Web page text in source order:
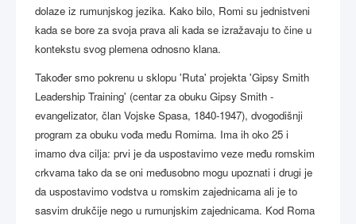
dolaze iz rumunjskog jezika. Kako bilo, Romi su jednistveni
kada se bore za svoja prava ali kada se izražavaju to čine u
kontekstu svog plemena odnosno klana.
Također smo pokrenu u sklopu 'Ruta' projekta 'Gipsy Smith
Leadership Training' (centar za obuku Gipsy Smith -
evangelizator, član Vojske Spasa, 1840-1947), dvogodišnji
program za obuku vođa među Romima. Ima ih oko 25 i
imamo dva cilja: prvi je da uspostavimo veze među romskim
crkvama tako da se oni međusobno mogu upoznati i drugi je
da uspostavimo vodstva u romskim zajednicama ali je to
sasvim drukčije nego u rumunjskim zajednicama. Kod Roma